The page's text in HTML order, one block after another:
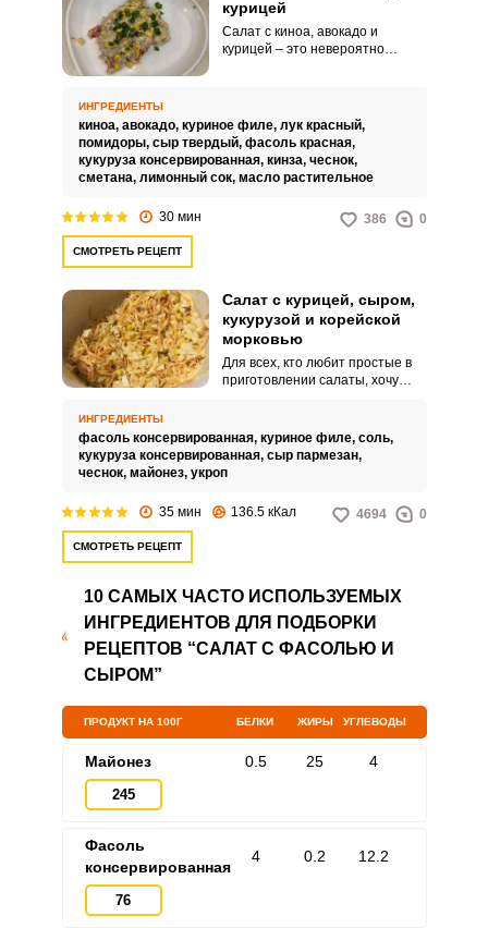
курицей
Салат с киноа, авокадо и
курицей – это невероятно
или праздника. Кроме того,
такая закуска порадует своими
питательными свойствами.
ИНГРЕДИЕНТЫ
киноа, авокадо, куриное филе, лук красный,
помидоры, сыр твердый, фасоль красная,
кукуруза консервированная, кинза, чеснок,
сметана, лимонный сок, масло растительное
30 мин 386 0
СМОТРЕТЬ РЕЦЕПТ
Салат с курицей, сыром,
кукурузой и корейской
морковью
Для всех, кто любит простые в
приготовлении салаты, хочу
салата с курицей, сыром,
кукурузой и корейской морковью.
Процесс приготовления займет
справится даже подросток.
ИНГРЕДИЕНТЫ
фасоль консервированная, куриное филе, соль,
кукуруза консервированная, сыр пармезан,
чеснок, майонез, укроп
35 мин 136.5 кКал 4694 0
СМОТРЕТЬ РЕЦЕПТ
10 САМЫХ ЧАСТО ИСПОЛЬЗУЕМЫХ
ИНГРЕДИЕНТОВ ДЛЯ ПОДБОРКИ
РЕЦЕПТОВ “САЛАТ С ФАСОЛЬЮ И
СЫРОМ”
ПРОДУКТ НА 100Г БЕЛКИ ЖИРЫ УГЛЕВОДЫ
Майонез
245
0.5 25 4
Фасоль
консервированная
76
4 0.2 12.2